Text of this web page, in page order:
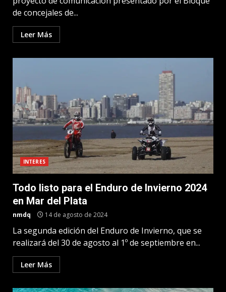
de concejales de...
Leer Más
INTERES
Todo listo para el Enduro de Invierno 2024
en Mar del Plata
nmdq 14 de agosto de 2024
La segunda edición del Enduro de Invierno, que se
realizará del 30 de agosto al 1º de septiembre en...
Leer Más